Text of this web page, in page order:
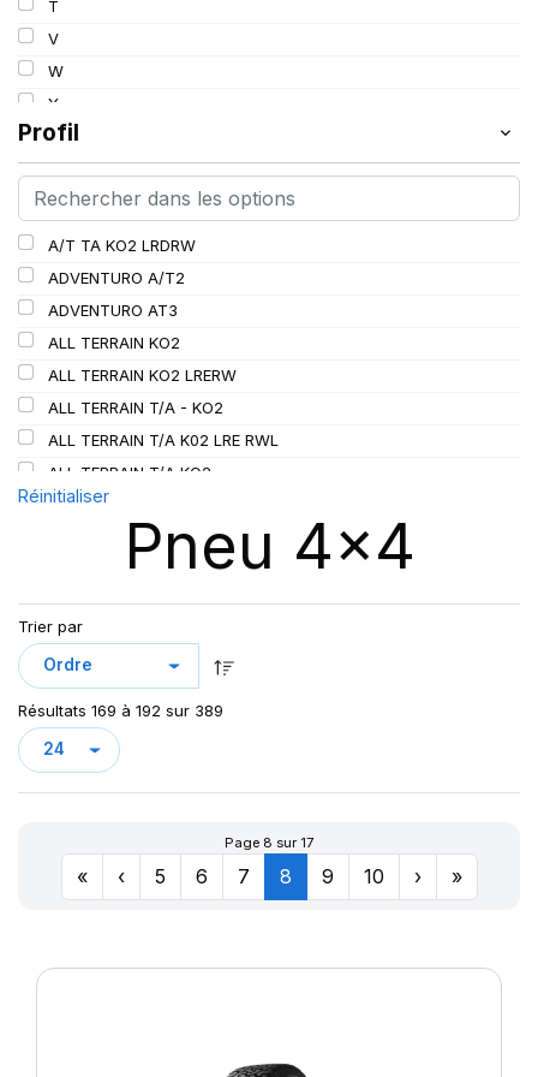
115
116/113
117/114
117/116
118/115
119/116
120
120/116
120/117
126/123
127/124
128
T
V
W
Y
Profil
A/T TA KO2 LRDRW
ADVENTURO A/T2
ADVENTURO AT3
ALL TERRAIN KO2
ALL TERRAIN KO2 LRERW
ALL TERRAIN T/A - KO2
ALL TERRAIN T/A K02 LRE RWL
ALL TERRAIN T/A KO2
ALL TERRAIN T/A KO3
AT/TA KO3 LRD
AT/TA KO3 LRF
AT70
AT100
AT T/A KO2
CHAMPIRO VP1
CINTURATO AS+
CINTURATO SF3
COBRA
Réinitialiser
Pneu 4x4
Trier par
Résultats 169 à 192 sur 389
Page 8 sur 17
« ‹ 5 6 7 8 9 10 › »